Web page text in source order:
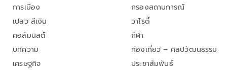
การเมือง
เปลว สีเงิน
คอลัมนิสต์
บทความ
เศรษฐกิจ
กรองสถานการณ์
วาไรตี้
กีฬา
ท่องเที่ยว – ศิลปวัฒนธรรม
ประชาสัมพันธ์